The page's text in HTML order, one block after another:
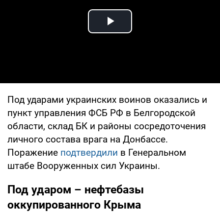
Play Video
Под ударами украинских воинов оказались и
пункт управления ФСБ РФ в Белгородской
области, склад БК и районы сосредоточения
личного состава врага на Донбассе.
Поражение подтвердили в Генеральном
штабе Вооруженных сил Украины.
Под ударом – нефтебазы
оккупированного Крыма